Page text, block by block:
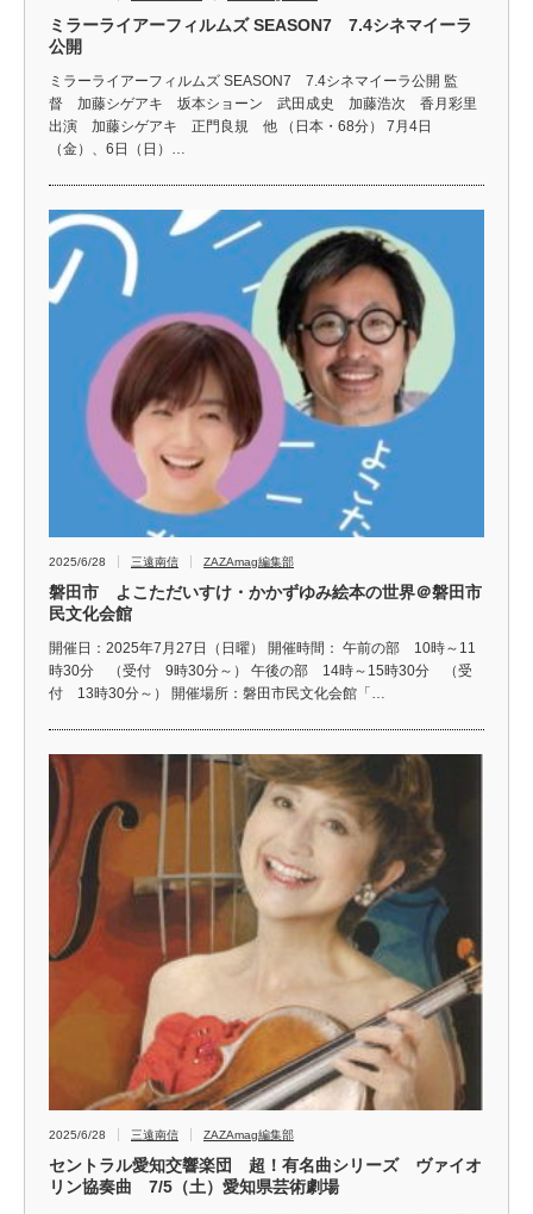
ミラーライアーフィルムズ SEASON7 7.4シネマイーラ
公開
ミラーライアーフィルムズ SEASON7 7.4シネマイーラ公開 監
督 加藤シゲアキ 坂本ショーン 武田成史 加藤浩次 香月彩里
出演 加藤シゲアキ 正門良規 他 （日本・68分） 7月4日
（金）、6日（日）…
2025/6/28 三遠南信 ZAZAmag編集部
磐田市 よこただいすけ・かかずゆみ絵本の世界＠磐田市
民文化会館
開催日：2025年7月27日（日曜） 開催時間： 午前の部 10時～11
時30分 （受付 9時30分～） 午後の部 14時～15時30分 （受
付 13時30分～） 開催場所：磐田市民文化会館「…
2025/6/28 三遠南信 ZAZAmag編集部
セントラル愛知交響楽団 超！有名曲シリーズ ヴァイオ
リン協奏曲 7/5（土）愛知県芸術劇場